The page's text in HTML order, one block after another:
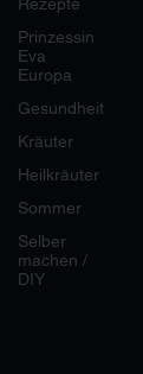
Prinzessin
Eva
Europa
Gesundheit
Kräuter
Heilkräuter
Sommer
Selber
machen /
DIY